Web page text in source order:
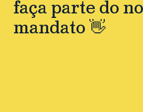
faça parte do
mandato 👋